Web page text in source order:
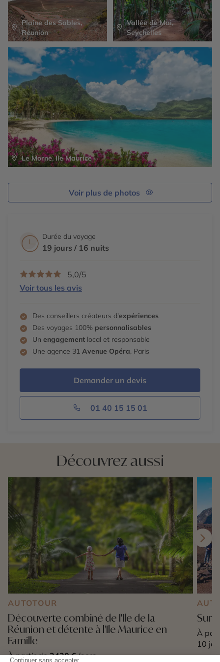
Le Morne, Ile Maurice
Plaine des Sables,
Réunion
Vallée de Mai,
Seychelles
Voir plus de photos
Durée du voyage
19 jours / 16 nuits
5,0/5
Voir tous les avis
Des conseillers créateurs d'expériences
Des voyages 100% personnalisables
Un engagement local et responsable
Une agence 31 Avenue Opéra, Paris
Demander un devis
01 40 15 15 01
Découvrez aussi
AUTOTOUR
Découverte combiné de l'Ile de la
Réunion et détente à l'Ile Maurice en
Famille
À partir de2430 €/pers
Sur
À
10